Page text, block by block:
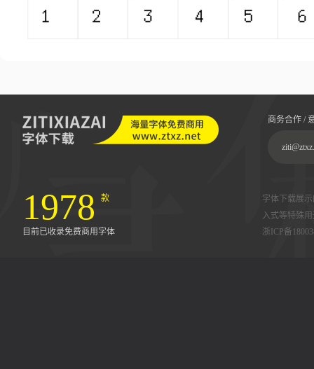
商务合作 /
1978 款
目前已收录免费商用字体
字体下载展
入式等特殊
浙ICP备